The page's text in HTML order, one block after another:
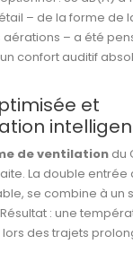
– de la forme de
– a été
confort auditif
et
de ventilation du
La double entrée
se combine à
: une
des trajets